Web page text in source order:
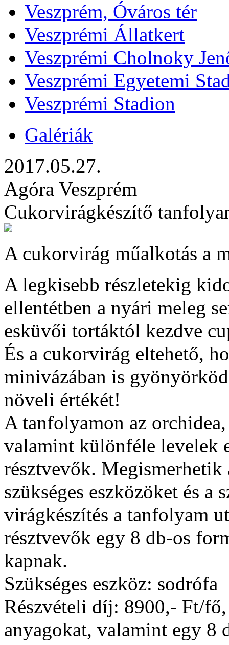
Veszprém, Óváros tér
Veszprémi Állatkert
Veszprémi Cholnoky
Veszprémi Egyetemi
Veszprémi Stadion
Galériák
2017.05.27.
Agóra Veszprém
Cukorvirágkészítő
A cukorvirág műalkotás a
A legkisebb részletekig
ellentétben a nyári meleg
esküvői tortáktól kezdve
És a cukorvirág eltehető,
minivázában is
növeli értékét!
A tanfolyamon az
valamint különféle levelek
résztvevők. Megismerhetik
szükséges eszközöket és a
virágkészítés a tanfolyam
résztvevők egy 8 db-os
kapnak.
Szükséges eszköz: sodrófa
Részvételi díj: 8900,- Ft/fő,
anyagokat, valamint egy 8